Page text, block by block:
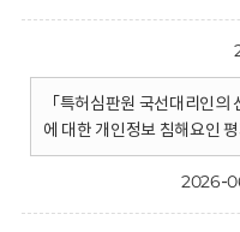
「특허심판원 국선대리인
에 대한 개인정보 침해요인
2026-